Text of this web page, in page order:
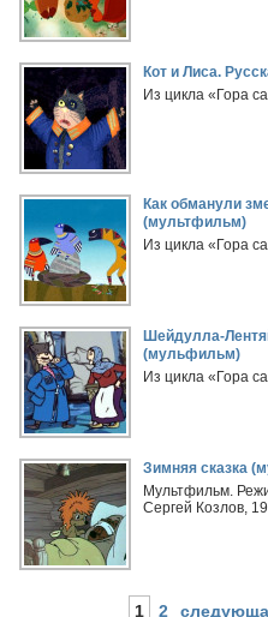
Кот и Лиса.
Из цикла «Гора
Как обманули
(мультфильм)
Из цикла «Гора
Шейдулла-
(мульфильм)
Из цикла «Гора
Зимняя сказка
Мультфильм.
Сергей Козлов,
1 2